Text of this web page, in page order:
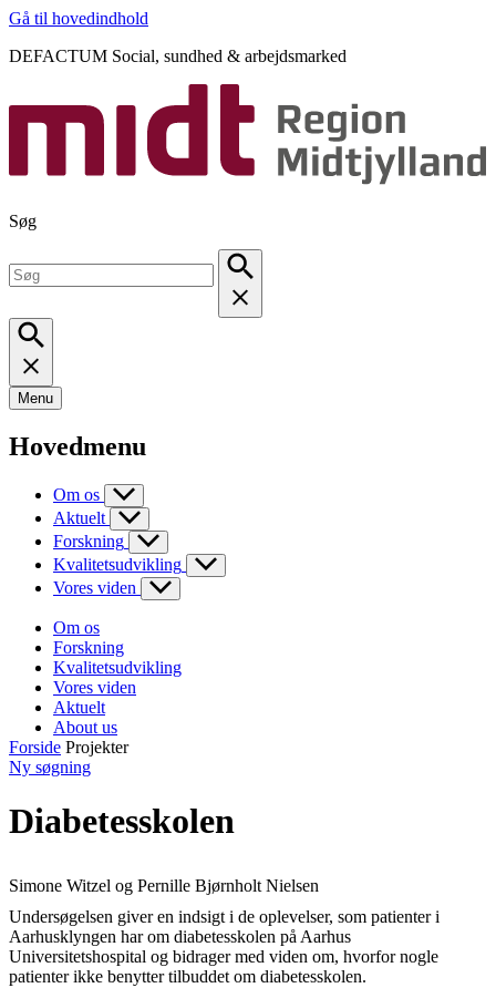
Gå til hovedindhold
DEFACTUM Social, sundhed & arbejdsmarked
Søg
Menu
Hovedmenu
Om os
Aktuelt
Forskning
Kvalitetsudvikling
Vores viden
Om os
Forskning
Kvalitetsudvikling
Vores viden
Aktuelt
About us
Forside Projekter
Ny søgning
Diabetesskolen
Simone Witzel og Pernille Bjørnholt Nielsen
Undersøgelsen giver en indsigt i de oplevelser, som patienter i
Aarhusklyngen har om diabetesskolen på Aarhus
Universitetshospital og bidrager med viden om, hvorfor nogle
patienter ikke benytter tilbuddet om diabetesskolen.